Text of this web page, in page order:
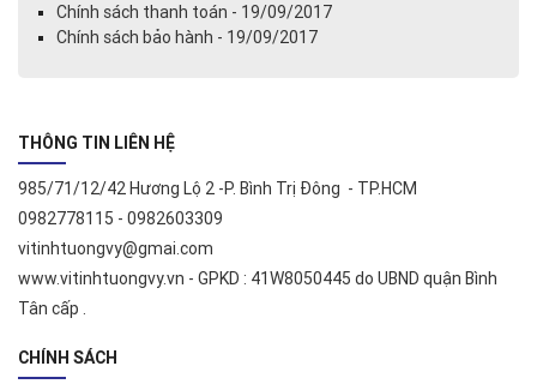
Chính sách thanh toán - 19/09/2017
Chính sách bảo hành - 19/09/2017
THÔNG TIN LIÊN HỆ
985/71/12/42 Hương Lộ 2 -P. Bình Trị Đông - TP.HCM
0982778115 - 0982603309
vitinhtuongvy@gmai.com
www.vitinhtuongvy.vn - GPKD : 41W8050445 do UBND quận Bình
Tân cấp .
CHÍNH SÁCH